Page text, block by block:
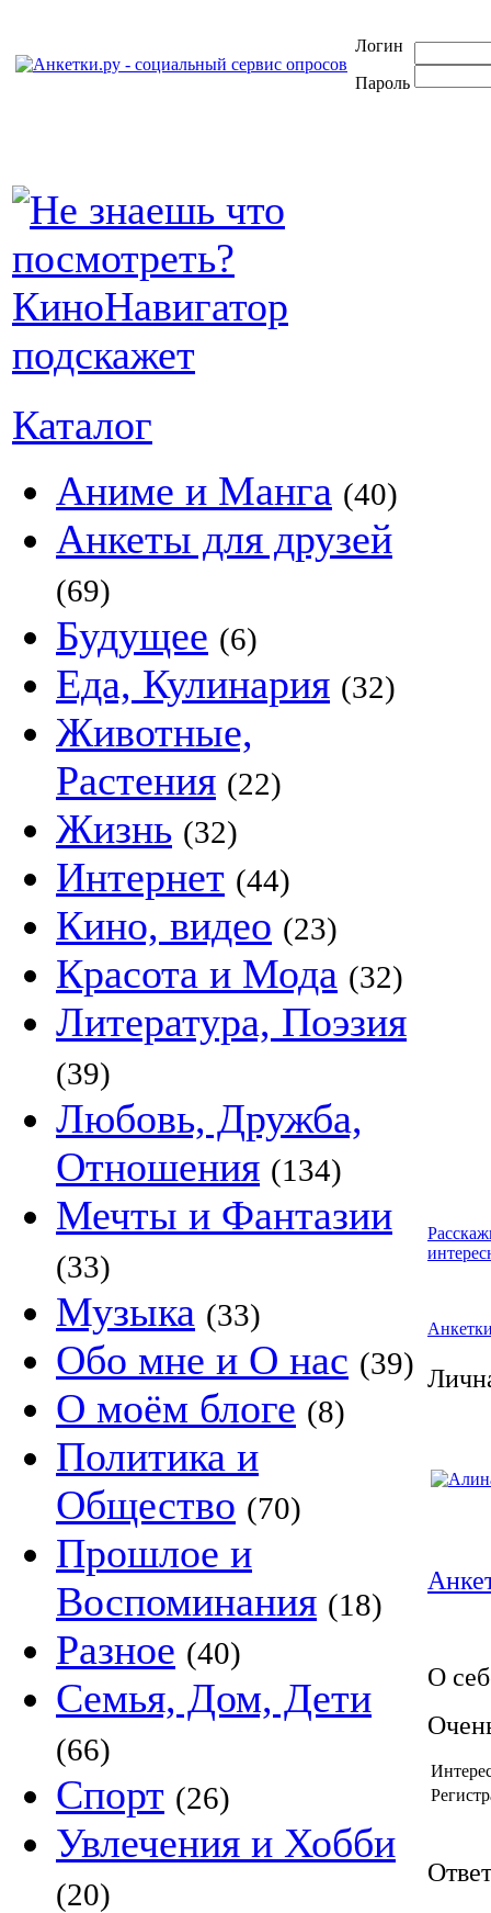
Логин
Пароль
Каталог
Аниме и Манга (40)
Анкеты для друзей
(69)
Будущее (6)
Еда, Кулинария (32)
Животные,
Растения (22)
Жизнь (32)
Интернет (44)
Кино, видео (23)
Красота и Мода (32)
Литература, Поэзия
(39)
Любовь, Дружба,
Отношения (134)
Мечты и Фантазии
(33)
Музыка (33)
Обо мне и О нас (39)
О моём блоге (8)
Политика и
Общество (70)
Прошлое и
Воспоминания (18)
Разное (40)
Семья, Дом, Дети
(66)
Спорт (26)
Увлечения и Хобби
(20)
О